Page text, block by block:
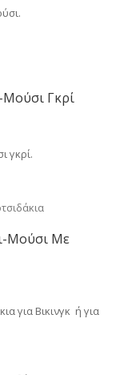
Μούσι Γκρί
γκρί.
Μούσι Με
για Βικινγκ ή για